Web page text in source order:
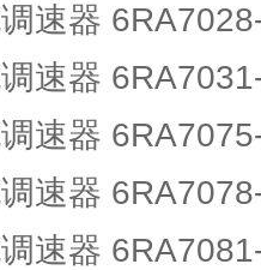
速器
速器
速器
速器
速器